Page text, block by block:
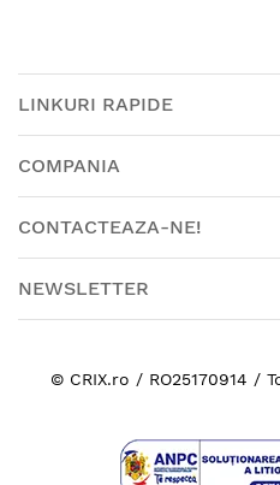
LINKURI RAPIDE
COMPANIA
CONTACTEAZA-NE!
NEWSLETTER
© CRIX.ro / RO25170914 /